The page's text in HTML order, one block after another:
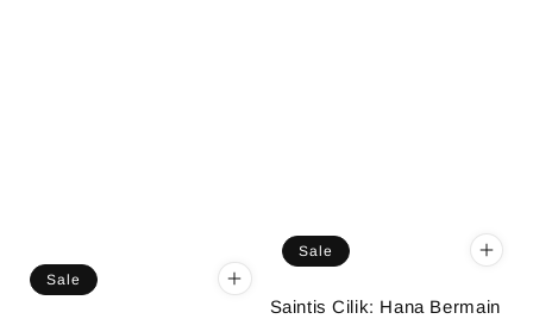
Sale
Sale
Saintis Cilik: Hana Bermain